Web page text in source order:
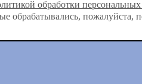
обработки
обрабатывались, пожалуйста,